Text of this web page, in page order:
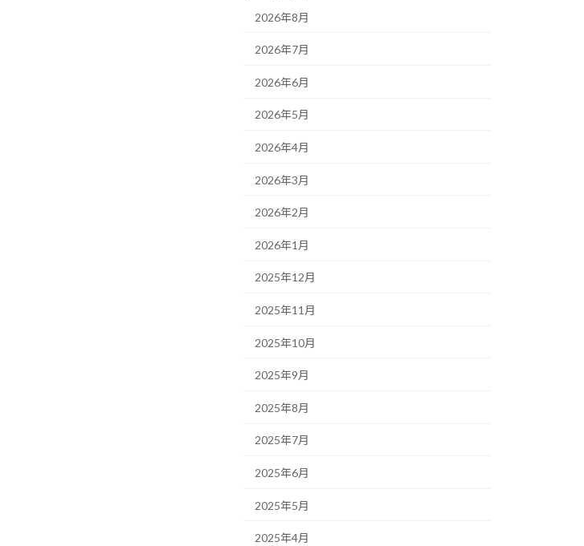
2026年8月
2026年7月
2026年6月
2026年5月
2026年4月
2026年3月
2026年2月
2026年1月
2025年12月
2025年11月
2025年10月
2025年9月
2025年8月
2025年7月
2025年6月
2025年5月
2025年4月